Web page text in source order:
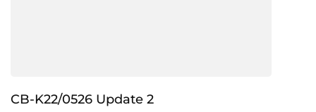
CB-K22/0526 Update 2